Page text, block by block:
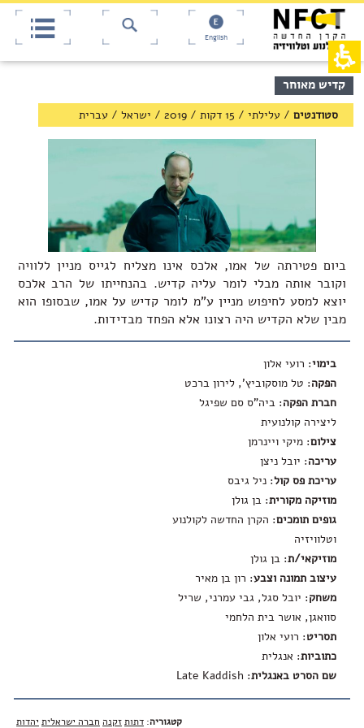
תחילתו
אינטרנט,
לחץ
אנטר
כדי
לאזור
ראש
באפשרותך
ללחוץ
אנטר
כדי
לדלג
English
תוכן
מרכזי,
באפשרותך
ללחוץ
קדיש מאוחר
סטודנטים / עלילתי / 15 דקות /
2019
/ ישראל / עברית
ביום פטירתה של אמו, אלכס אינו מצליח לגייס מניין ללוויה
וקובר אותה מבלי לומר עליה קדיש. בהנחייתו של הרב אלכס
יוצא למסע לחיפוש מניין ע"מ לומר קדיש על אמו, שבסופו הוא
מבין שלא הקדיש היה רצונו אלא הפחד מבדידות.
בימוי: רועי אלון
הפקה: טל מוסקוביץ', לירון ברכט
חברת הפקה: ביה"ס סם שפיגל
ליצירה קולנועית
צילום: מיקי ויינרמן
עריכה: יובל ניצן
עריכת פס קול: ניל גיבס
מוזיקה מקורית: בן גולן
גופים תומכים: הקרן החדשה לקולנוע
וטלוויזיה
מוזיקאי/ת: בן גולן
עיצוב תמונה וצבע: רון בן מאיר
משחק: יובל סגל, גבי עמרני, שריל
סוואגן, אושר בית הלחמי
תסריט: רועי אלון
כתוביות: אנגלית
שם הסרט באנגלית:
Late Kaddish
קטגוריה: דתותזקנה חברה ישראלית יהדות